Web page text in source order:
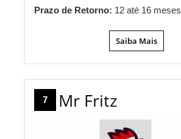
Prazo de Retorno: 12 até 16 meses
Saiba Mais
7 Mr Fritz